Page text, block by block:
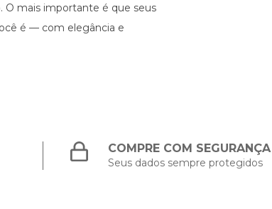
O mais importante é que seus
é — com elegância e
COMPRE COM SEGURANÇA
Seus dados sempre protegidos